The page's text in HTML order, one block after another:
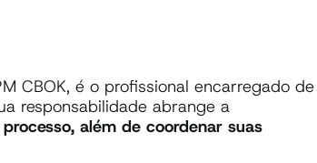
CBOK, é o profissional encarregado de
responsabilidade abrange a
além de coordenar suas